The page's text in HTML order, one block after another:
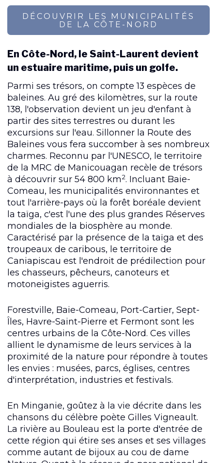
DÉCOUVRIR LES MUNICIPALITÉS
DE LA CÔTE-NORD
En Côte-Nord, le Saint-Laurent devient
un estuaire maritime, puis un golfe.
Parmi ses trésors, on compte 13 espèces de
baleines. Au gré des kilomètres, sur la route
138, l'observation devient un jeu d'enfant à
partir des sites terrestres ou durant les
excursions sur l'eau. Sillonner la Route des
Baleines vous fera succomber à ses nombreux
charmes. Reconnu par l'UNESCO, le territoire
de la MRC de Manicouagan recèle de trésors
à découvrir sur 54 800 km2. Incluant Baie-
Comeau, les municipalités environnantes et
tout l'arrière-pays où la forêt boréale devient
la taïga, c'est l'une des plus grandes Réserves
mondiales de la biosphère au monde.
Caractérisé par la présence de la taïga et des
troupeaux de caribous, le territoire de
Caniapiscau est l'endroit de prédilection pour
les chasseurs, pêcheurs, canoteurs et
motoneigistes aguerris.
Forestville, Baie-Comeau, Port-Cartier, Sept-
Îles, Havre-Saint-Pierre et Fermont sont les
centres urbains de la Côte-Nord. Ces villes
allient le dynamisme de leurs services à la
proximité de la nature pour répondre à toutes
les envies : musées, parcs, églises, centres
d'interprétation, industries et festivals.
En Minganie, goûtez à la vie décrite dans les
chansons du célèbre poète Gilles Vigneault.
La rivière au Bouleau est la porte d'entrée de
cette région qui étire ses anses et ses villages
comme autant de bijoux au cou de dame